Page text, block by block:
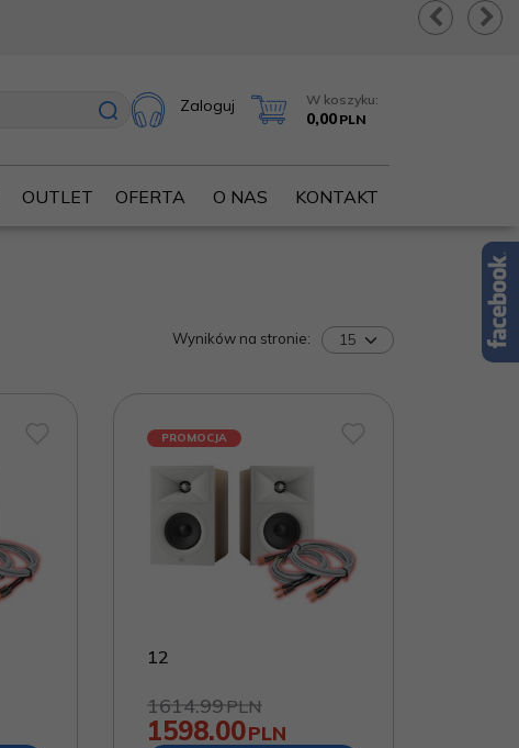
Zaloguj W koszyku:
0,00 PLN
OUTLET OFERTA O NAS KONTAKT
Wyników na stronie:
PROMOCJA
12
1614.99PLN
1598.00PLN